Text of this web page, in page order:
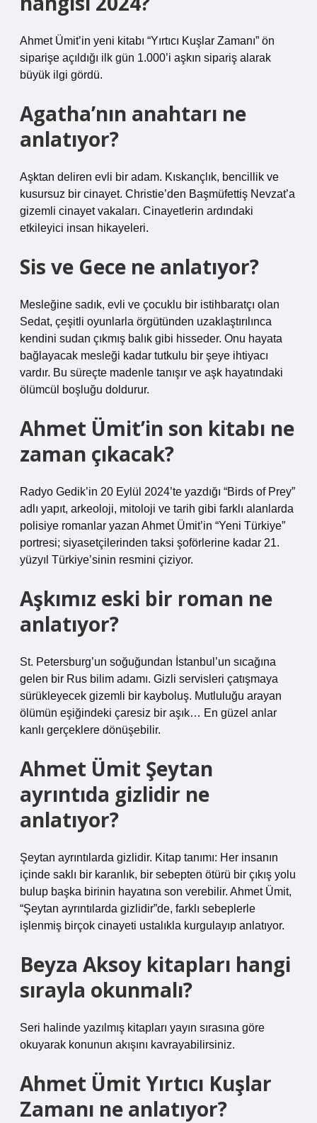
Ahmet Ümit’in yeni kitabı “Yırtıcı Kuşlar Zamanı” ön
siparişe açıldığı ilk gün 1.000’i aşkın sipariş alarak
büyük ilgi gördü.
Agatha’nın anahtarı ne
anlatıyor?
Aşktan deliren evli bir adam. Kıskançlık, bencillik ve
kusursuz bir cinayet. Christie’den Başmüfettiş Nevzat’a
gizemli cinayet vakaları. Cinayetlerin ardındaki
etkileyici insan hikayeleri.
Sis ve Gece ne anlatıyor?
Mesleğine sadık, evli ve çocuklu bir istihbaratçı olan
Sedat, çeşitli oyunlarla örgütünden uzaklaştırılınca
kendini sudan çıkmış balık gibi hisseder. Onu hayata
bağlayacak mesleği kadar tutkulu bir şeye ihtiyacı
vardır. Bu süreçte madenle tanışır ve aşk hayatındaki
ölümcül boşluğu doldurur.
Ahmet Ümit’in son kitabı ne
zaman çıkacak?
Radyo Gedik’in 20 Eylül 2024’te yazdığı “Birds of Prey”
adlı yapıt, arkeoloji, mitoloji ve tarih gibi farklı alanlarda
polisiye romanlar yazan Ahmet Ümit’in “Yeni Türkiye”
portresi; siyasetçilerinden taksi şoförlerine kadar 21.
yüzyıl Türkiye’sinin resmini çiziyor.
Aşkımız eski bir roman ne
anlatıyor?
St. Petersburg’un soğuğundan İstanbul’un sıcağına
gelen bir Rus bilim adamı. Gizli servisleri çatışmaya
sürükleyecek gizemli bir kayboluş. Mutluluğu arayan
ölümün eşiğindeki çaresiz bir aşık… En güzel anlar
kanlı gerçeklere dönüşebilir.
Ahmet Ümit Şeytan
ayrıntıda gizlidir ne
anlatıyor?
Şeytan ayrıntılarda gizlidir. Kitap tanımı: Her insanın
içinde saklı bir karanlık, bir sebepten ötürü bir çıkış yolu
bulup başka birinin hayatına son verebilir. Ahmet Ümit,
“Şeytan ayrıntılarda gizlidir”de, farklı sebeplerle
işlenmiş birçok cinayeti ustalıkla kurgulayıp anlatıyor.
Beyza Aksoy kitapları hangi
sırayla okunmalı?
Seri halinde yazılmış kitapları yayın sırasına göre
okuyarak konunun akışını kavrayabilirsiniz.
Ahmet Ümit Yırtıcı Kuşlar
Zamanı ne anlatıyor?